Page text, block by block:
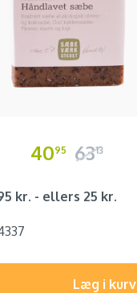
4095 6313
kr. - ellers 25 kr.
Læg i kurv